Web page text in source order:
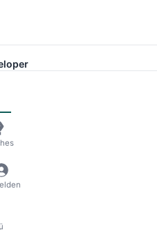
Staaten Von Amerika ·